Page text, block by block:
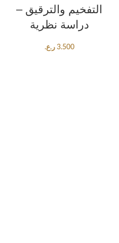
التفخيم والترقيق –
دراسة نظرية
3.500 ر.ع.